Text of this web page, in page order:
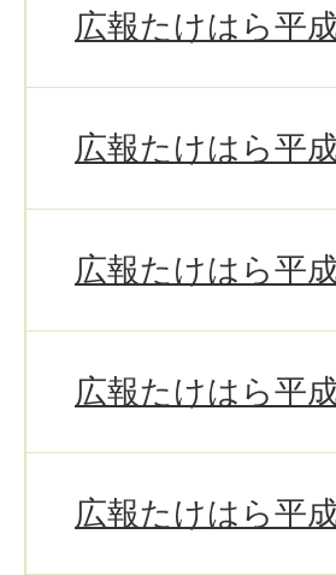
広報たけはら平
広報たけはら平
広報たけはら平
広報たけはら平
広報たけはら平